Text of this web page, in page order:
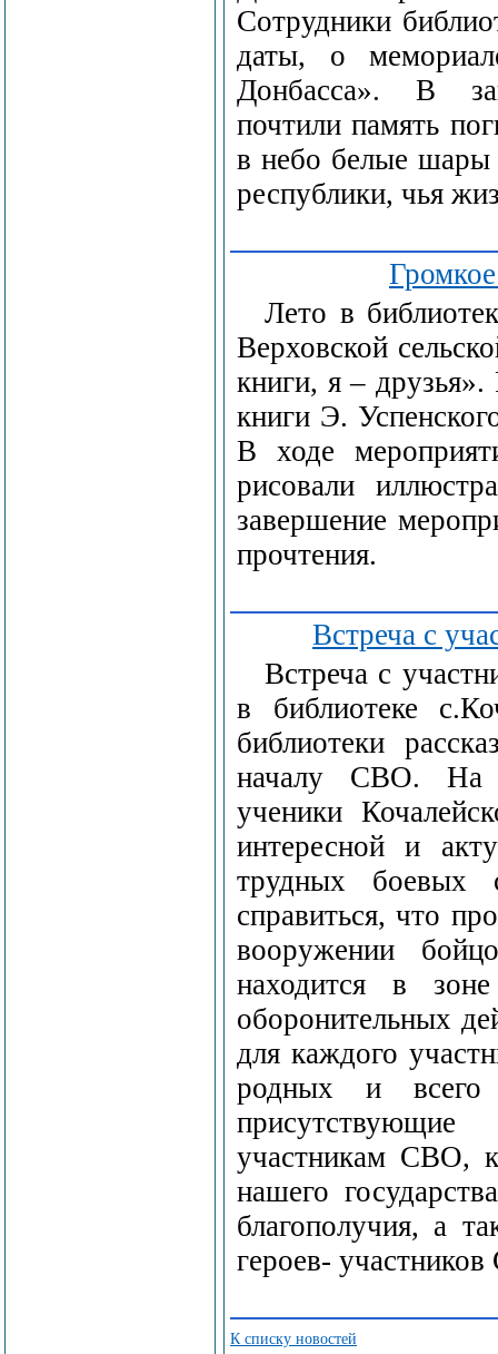
Сотрудники
даты, о
Донбасса». В
почтили память
в небо белые
республики, чья
Лето в
Верховской
книги, я –
книги Э.
В ходе
рисовали
завершение
прочтения.
Встреча с
Встреча с
в библиотеке
библиотеки
началу СВО. На
ученики
интересной и
трудных боевых
справиться, что
вооружении
находится в
оборонительных
для каждого
родных и всего
участникам СВО,
нашего
благополучия, а
героев-
К списку новостей